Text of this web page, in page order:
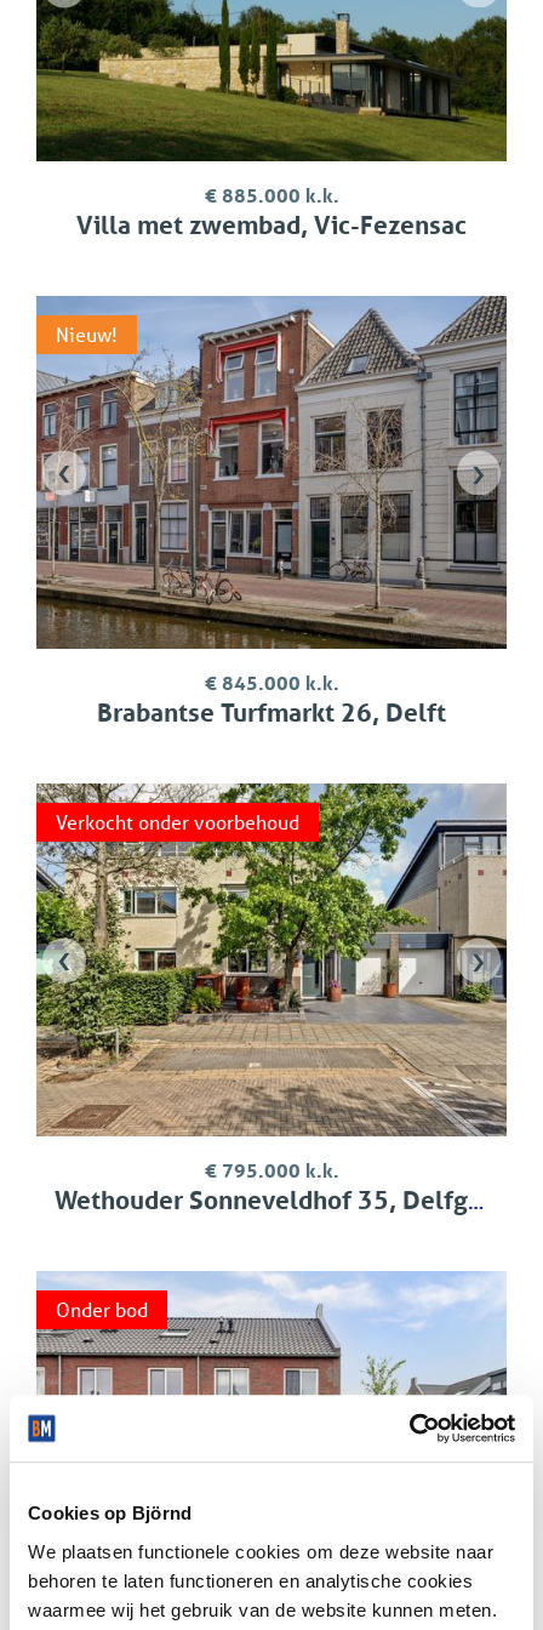
Cookies op Björnd
We plaatsen functionele cookies om deze website naar
behoren te laten functioneren en analytische cookies
waarmee wij het gebruik van de website kunnen meten.
€ 885.000 k.k.
Villa met zwembad, Vic-Fezensac
‹ ›
Nieuw!
€ 845.000 k.k.
Brabantse Turfmarkt 26, Delft
‹ ›
Verkocht onder voorbehoud
€ 795.000 k.k.
Wethouder Sonneveldhof 35, Delfgauw
›
Onder bod